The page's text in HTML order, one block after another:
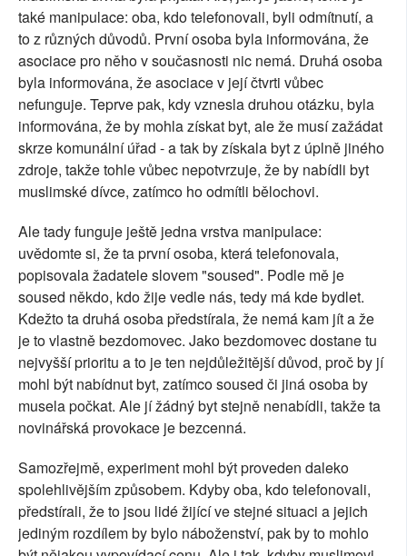
také manipulace: oba, kdo telefonovali, byli odmítnutí, a
to z různých důvodů. První osoba byla informována, že
asociace pro něho v současnosti nic nemá. Druhá osoba
byla informována, že asociace v její čtvrti vůbec
nefunguje. Teprve pak, kdy vznesla druhou otázku, byla
informována, že by mohla získat byt, ale že musí zažádat
skrze komunální úřad - a tak by získala byt z úplně jiného
zdroje, takže tohle vůbec nepotvrzuje, že by nabídli byt
muslimské dívce, zatímco ho odmítli bělochovi.
Ale tady funguje ještě jedna vrstva manipulace:
uvědomte si, že ta první osoba, která telefonovala,
popisovala žadatele slovem "soused". Podle mě je
soused někdo, kdo žije vedle nás, tedy má kde bydlet.
Kdežto ta druhá osoba předstírala, že nemá kam jít a že
je to vlastně bezdomovec. Jako bezdomovec dostane tu
nejvyšší prioritu a to je ten nejdůležitější důvod, proč by jí
mohl být nabídnut byt, zatímco soused či jiná osoba by
musela počkat. Ale jí žádný byt stejně nenabídli, takže ta
novinářská provokace je bezcenná.
Samozřejmě, experiment mohl být proveden daleko
spolehlivějším způsobem. Kdyby oba, kdo telefonovali,
předstírali, že to jsou lidé žijící ve stejné situaci a jejich
jediným rozdílem by bylo náboženství, pak by to mohlo